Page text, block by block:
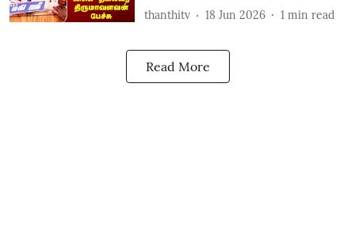
thanthitv 18 Jun 2026 1 min read
Read More